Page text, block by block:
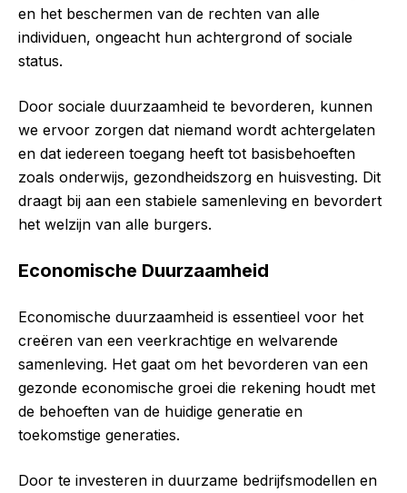
en het beschermen van de rechten van alle
individuen, ongeacht hun achtergrond of sociale
status.
Door sociale duurzaamheid te bevorderen, kunnen
we ervoor zorgen dat niemand wordt achtergelaten
en dat iedereen toegang heeft tot basisbehoeften
zoals onderwijs, gezondheidszorg en huisvesting. Dit
draagt bij aan een stabiele samenleving en bevordert
het welzijn van alle burgers.
Economische Duurzaamheid
Economische duurzaamheid is essentieel voor het
creëren van een veerkrachtige en welvarende
samenleving. Het gaat om het bevorderen van een
gezonde economische groei die rekening houdt met
de behoeften van de huidige generatie en
toekomstige generaties.
Door te investeren in duurzame bedrijfsmodellen en